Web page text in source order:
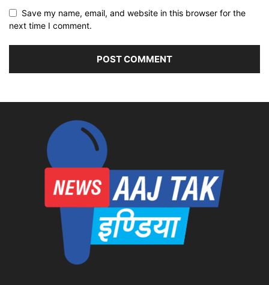
Save my name, email, and website in this browser for the
next time I comment.